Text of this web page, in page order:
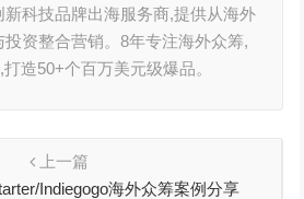
科技品牌出海服务商,提供从海外
资整合营销。8年专注海外众筹,
造50+个百万美元级爆品。
上一篇
Indiegogo海外众筹案例分享